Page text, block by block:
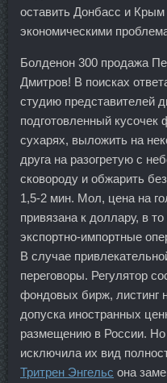
оставить Донбасс и Крым
экономическими
Болденон 300 продажа
Дмитров! В поисках
студию представителей
подготовленный
сухарях, выложить на
друга на разогретую с
сковороду и обжарить
1,5-2 мин. Мол, цена на
привязана к доллару, в
экспортно-импортные
В случае
переговоры. Регулятор
фондовых бирж, листинг
допуска иностранных
размещению в России. Но
исключила их вид
Тритрен Энгельс она